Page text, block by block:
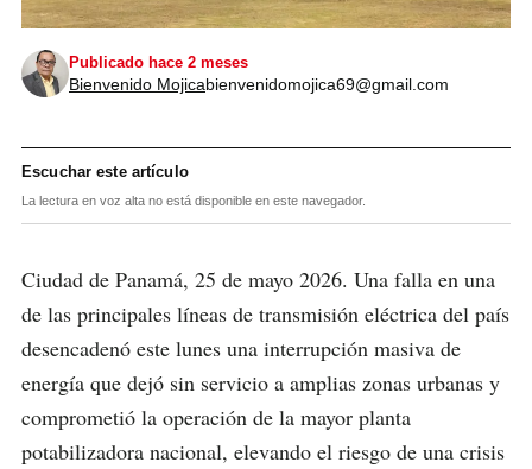
Publicado hace 2 meses
Bienvenido Mojicabienvenidomojica69@gmail.com
Escuchar este artículo
La lectura en voz alta no está disponible en este navegador.
Ciudad de Panamá, 25 de mayo 2026. Una falla en una
de las principales líneas de transmisión eléctrica del país
desencadenó este lunes una interrupción masiva de
energía que dejó sin servicio a amplias zonas urbanas y
comprometió la operación de la mayor planta
potabilizadora nacional, elevando el riesgo de una crisis